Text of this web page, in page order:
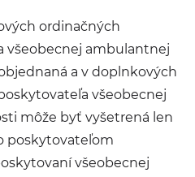
ordinačných
všeobecnej ambulantnej
a v doplnkových
všeobecnej
môže byť vyšetrená len
poskytovateľom
všeobecnej